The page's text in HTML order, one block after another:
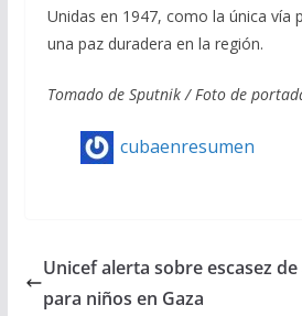
Unidas en 1947, como la única vía
una paz duradera en la región.
Tomado de Sputnik / Foto de
cubaenresumen
Unicef alerta sobre escasez
para niños en Gaza